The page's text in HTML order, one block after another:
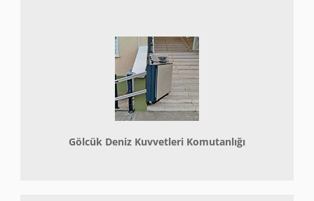
Gölcük Deniz Kuvvetleri Komutanlığı